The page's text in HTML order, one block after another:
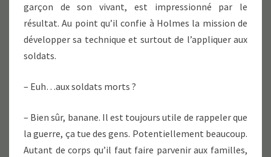
garçon de son vivant, est impressionné par le
résultat. Au point qu’il confie à Holmes la mission de
développer sa technique et surtout de l’appliquer aux
soldats.
– Euh…aux soldats morts ?
– Bien sûr, banane. Il est toujours utile de rappeler que
la guerre, ça tue des gens. Potentiellement beaucoup.
Autant de corps qu’il faut faire parvenir aux familles,